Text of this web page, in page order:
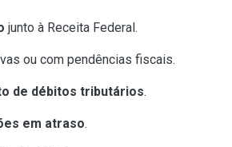
junto à Receita Federal.
ou com pendências fiscais.
de débitos tributários.
em atraso.